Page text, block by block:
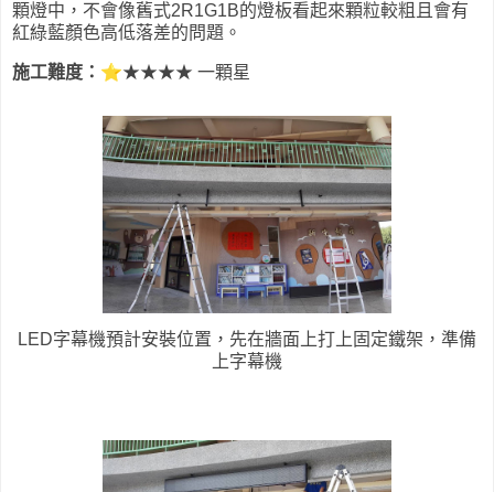
顆燈中，不會像舊式2R1G1B的燈板看起來顆粒較粗且會有
紅綠藍顏色高低落差的問題。
施工難度： ⭐★★★★ 一顆星
LED字幕機預計安裝位置，先在牆面上打上固定鐵架，準備
上字幕機